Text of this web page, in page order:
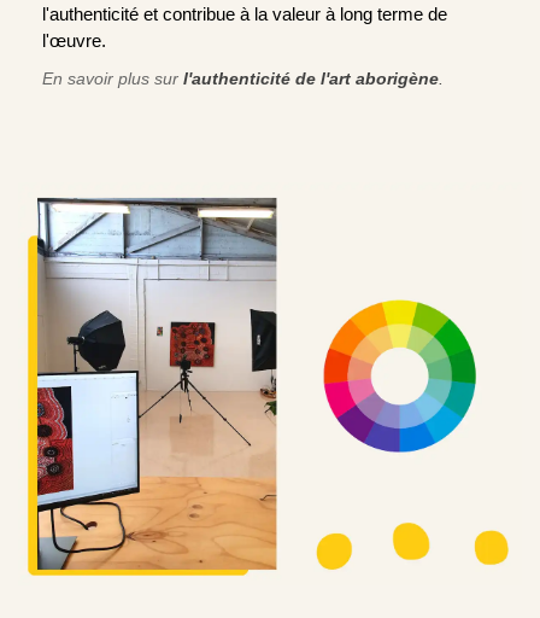
l'authenticité et contribue à la valeur à long terme de
l'œuvre.
En savoir plus sur l'authenticité de l'art aborigène